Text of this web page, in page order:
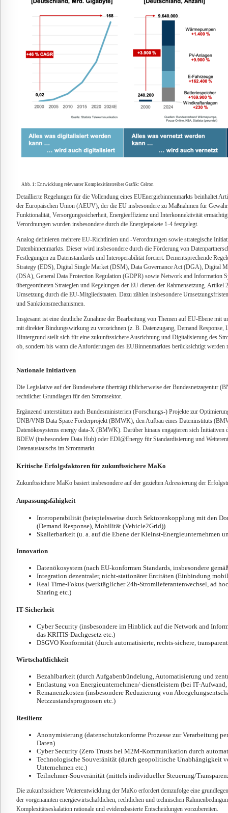
Abb. 1: Entwicklung relevanter Komplexitätstreiber Grafik: Celron
Detaillierte Regelungen für die Vollendung eines EUEnergiebinnenmarkts beinhaltet
der Europäischen Union (AEUV), der die EU insbesondere zu Maßnahmen für
Funktionalität, Versorgungssicherheit, Energieeffizienz und Interkonnektivität
Verordnungen wurden insbesondere durch die Energiepakete 1-4 festgelegt.
Analog definieren mehrere EU-Richtlinien und -Verordnungen sowie strategische
Datenbinnenmarkts. Dieser wird insbesondere durch die Förderung von
Festlegungen zu Datenstandards und Interoperabilität forciert. Dementsprechende
Strategy (EDS), Digital Single Market (DSM), Data Governance Act (DGA), Digital
(DSA), General Data Protection Regulation (GDPR) sowie Network and Information
übergeordneten Strategien und Regelungen der EU dienen der Rahmensetzung.
Umsetzung durch die EU-Mitgliedstaaten. Dazu zählen insbesondere
und Sanktionsmechanismen.
Insgesamt ist eine deutliche Zunahme der Bearbeitung von Themen auf EU-Ebene mit
mit direkter Bindungswirkung zu verzeichnen (z. B. Datenzugang, Demand Response,
Hintergrund stellt sich für eine zukunftssichere Ausrichtung und Digitalisierung des
ob, sondern bis wann die Anforderungen des EUBinnenmarktes berücksichtigt werden
Nationale Initiativen
Die Legislative auf der Bundesebene überträgt üblicherweise der Bundesnetzagentur
rechtlicher Grundlagen für den Stromsektor.
Ergänzend unterstützen auch Bundesministerien (Forschungs-) Projekte zur
ÜNB/VNB Data Space Förderprojekt (BMWK), den Aufbau eines Dateninstituts
Datenökosystems energy data-X (BMWK). Darüber hinaus engagieren sich Initiativen
BDEW (insbesondere Data Hub) oder EDI@Energy für Standardisierung und
Datenaustauschs im Strommarkt.
Kritische Erfolgsfaktoren für zukunftssichere MaKo
Zukunftssichere MaKo basiert insbesondere auf der gezielten Adressierung der
Anpassungsfähigkeit
Interoperabilität (beispielsweise durch Sektorenkopplung mit den
(Demand Response), Mobilität (Vehicle2Grid))
Skalierbarkeit (u. a. auf die Ebene der Kleinst-Energieunternehmen
Innovation
Datenökosystem (nach EU-konformen Standards, insbesondere
Integration dezentraler, nicht-stationärer Entitäten (Einbindung
Real Time-Fokus (werktäglicher 24h-Stromlieferantenwechsel, ad
Sharing etc.)
IT-Sicherheit
Cyber Security (insbesondere im Hinblick auf die Network and
das KRITIS-Dachgesetz etc.)
DSGVO Konformität (durch automatisierte, rechts-sichere,
Wirtschaftlichkeit
Bezahlbarkeit (durch Aufgabenbündelung, Automatisierung und
Entlastung von Energieunternehmen/-dienstleistern (bei IT-
Remanenzkosten (insbesondere Reduzierung von
Netzzustandsprognosen etc.)
Resilienz
Anonymisierung (datenschutzkonforme Prozesse zur Verarbeitung
Daten)
Cyber Security (Zero Trusts bei M2M-Kommunikation durch
Technologische Souveränität (durch geopolitische Unabhängigkeit
Unternehmen etc.)
Teilnehmer-Souveränität (mittels individueller Steuerung/
Die zukunftssichere Weiterentwicklung der MaKo erfordert demzufolge eine
der vorgenannten energiewirtschaftlichen, rechtlichen und technischen
Komplexitätseskalation rationale und evidenzbasierte Entscheidungen vorzubereiten.